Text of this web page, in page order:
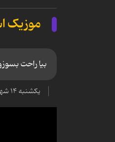
موزیک
بیا راحت
یکشنبه ۱۴ شهریور ۱۴۰۰ - ۱۵:۴۸